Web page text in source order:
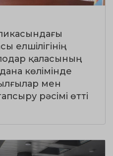
елшілігінің
қаласының
көлімінде
мен
рәсімі өтті